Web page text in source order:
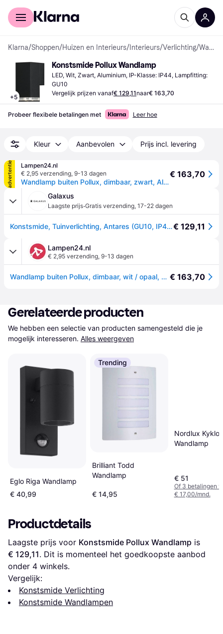
Voor shoppers
Klarna/Shoppen/Huizen en Interieurs/ Interieurs/Verlichting/ Wandlampen
+5
Konstsmide Pollux Wandlamp
LED, Wit, Zwart, Aluminium, IP-Klasse: IP44, Lampfitting:
GU10
Vergelijk prijzen vanaf€ 129,11naar€ 163,70
Probeer flexibele betalingen met Leer hoe
Kleur Aanbevolen Prijs incl. levering
advertentie
Lampen24.nl
€ 2,95 verzending, 9-13 dagen
Wandlamp buiten Pollux, dimbaar, zwart, Aluminium, Modern, Wandlamp buiten
€ 163,70
Galaxus
Laagste prijs·Gratis verzending, 17-22 dagen
Konstsmide, Tuinverlichting, Antares (GU10, IP44)€ 129,11
Lampen24.nl
€ 2,95 verzending, 9-13 dagen
Wandlamp buiten Pollux, dimbaar, wit / opaal, Aluminium, Modern, Wandlamp buiten € 163,70
Gerelateerde producten
We hebben een selectie van producten samengesteld die je
mogelijk interesseren. Alles weergeven
Eglo Riga Wandlamp
€ 40,99
Trending
Brilliant Todd
Wandlamp
€ 14,95
Nordlux
Wandlamp
€ 51
Of 3 betalingen
€ 17,00/mnd.
Productdetails
Laagste prijs voor Konstsmide Pollux Wandlamp
€ 129,11. Dit is momenteel het goedkoopste aanbod
onder 4 winkels.
Vergelijk:
Konstsmide Verlichting
Konstsmide Wandlampen